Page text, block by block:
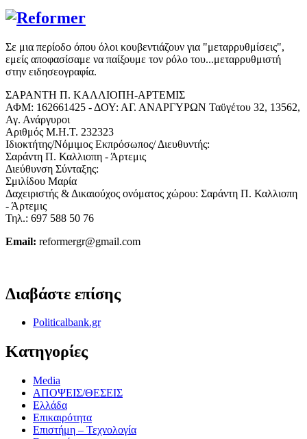
Σε μια περίοδο όπου όλοι κουβεντιάζουν για "μεταρρυθμίσεις",
εμείς αποφασίσαμε να παίξουμε τον ρόλο του...μεταρρυθμιστή
στην ειδησεογραφία.
ΣΑΡΑΝΤΗ Π. ΚΑΛΛΙΟΠΗ-ΑΡΤΕΜΙΣ
ΑΦΜ: 162661425 - ΔΟΥ: ΑΓ. ΑΝΑΡΓΥΡΩΝ Ταϋγέτου 32, 13562,
Αγ. Ανάργυροι
Αριθμός Μ.Η.Τ. 232323
Ιδιοκτήτης/Νόμιμος Εκπρόσωπος/ Διευθυντής:
Σαράντη Π. Καλλιοπη - Άρτεμις
Διεύθυνση Σύνταξης:
Σμιλίδου Μαρία
Δαχειριστής & Δικαιούχος ονόματος χώρου: Σαράντη Π. Καλλιοπη
- Άρτεμις
Τηλ.: 697 588 50 76
Email: reformergr@gmail.com
Διαβάστε επίσης
Politicalbank.gr
Κατηγορίες
Media
ΑΠΟΨΕΙΣ/ΘΕΣΕΙΣ
Ελλάδα
Επικαιρότητα
Επιστήμη – Τεχνολογία